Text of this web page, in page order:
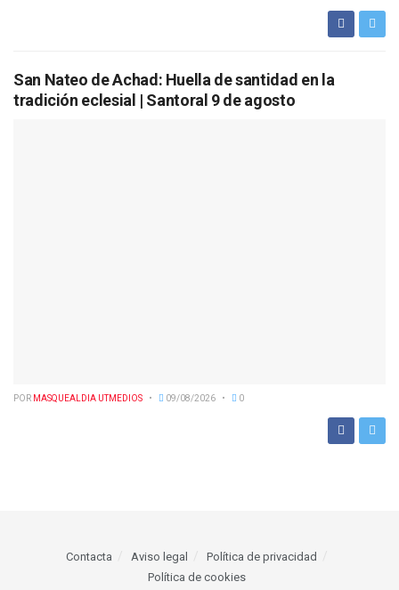
San Nateo de Achad: Huella de santidad en la
tradición eclesial | Santoral 9 de agosto
POR MASQUEALDIA UTMEDIOS 09/08/2026 0
Contacta Aviso legal
Política de privacidad
Política de cookies